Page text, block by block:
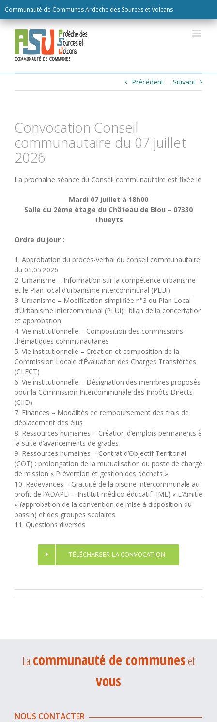
Communauté de Communes Ardèche des Sources et Volcans
to
content
Précédent Suivant
Convocation Conseil
communautaire du 07 juillet
2026
La prochaine séance du Conseil communautaire est fixée le
Mardi 07 juillet à 18h00
Salle du 2ème étage du Château de Blou – 07330
Thueyts
Ordre du jour :
1. Approbation du procès-verbal du conseil communautaire
du 05.05.2026
2. Urbanisme – Information sur la compétence urbanisme
et le Plan local d’urbanisme intercommunal (PLUi)
3. Urbanisme – Modification simplifiée n°3 du Plan Local
d’Urbanisme intercommunal (PLUi) : bilan de la concertation
et approbation
4. Vie institutionnelle – Composition des commissions
thématiques communautaires
5. Vie institutionnelle – Création et composition de la
Commission Locale d’Évaluation des Charges Transférées
(CLECT)
6. Vie institutionnelle – Désignation des membres proposés
pour la Commission Intercommunale des Impôts Directs
(CIID)
7. Finances – Modalités de remboursement des frais de
déplacement des élus
8. Ressources humaines – Création d’emplois permanents à
la suite d’avancements de grades
9. Ressources humaines – Contrat d’Objectif Territorial
(COT) : prolongation de la mutualisation du poste de chargé
de mission « Prévention et gestion des déchets ».
10. Redevances – Gratuité de la piscine intercommunale au
profit de l’ADAPEI – Institut médico-éducatif (IME) « L’Amitié
» (approbation de la convention de mise à disposition du
bassin) et des groupes scolaires.
11. Questions diverses
TÉLÉCHARGER LA CONVOCATION
La communauté de communeset
vous
NOUS CONTACTER